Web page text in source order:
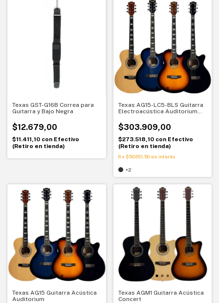
Texas GST-G16B Correa para
Guitarra y Bajo Negra
$12.679,00
$11.411,10 con Efectivo
(Retiro en tienda)
Texas AG15-LC5-BLS Guitarra
Electroacústica Auditorium
$303.909,00
$273.518,10 con Efectivo
(Retiro en tienda)
6 x $50.651,50 sin interés
+2
Texas AG15 Guitarra Acústica
Auditorium
Texas AGM1 Guitarra Acústica
Concert